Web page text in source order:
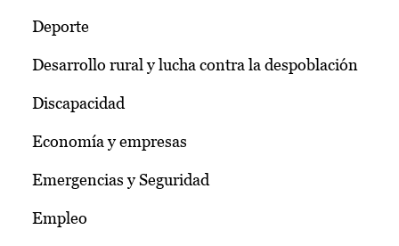
Deporte
Desarrollo rural y lucha contra la despoblación
Discapacidad
Economía y empresas
Emergencias y Seguridad
Empleo